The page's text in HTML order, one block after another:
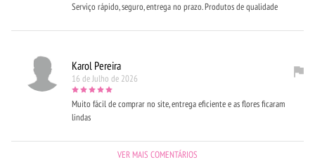
Serviço rápido, seguro, entrega no prazo. Produtos de qualidade
Karol Pereira
16 de Julho de 2026
Muito fácil de comprar no site, entrega eficiente e as flores ficaram
lindas
VER MAIS COMENTÁRIOS